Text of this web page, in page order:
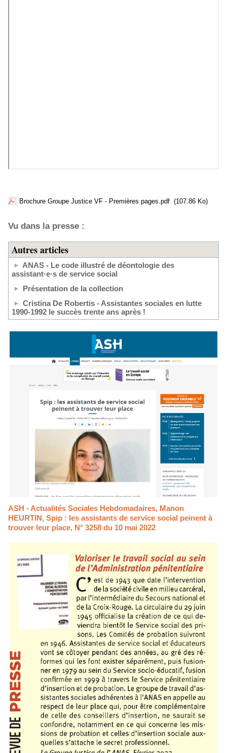
Brochure Groupe Justice VF - Premières pages.pdf (107.86 Ko)
Vu dans la presse :
Autres articles
ANAS - Le code illustré de déontologie des
assistant·e·s de service social
Présentation de la collection
Cristina De Robertis - Assistantes sociales en lutte
1990-1992 le succès trente ans après !
ASH - Actualités Sociales Hebdomadaires, Manon
HEURTIN, Spip : les assistants de service social peinent à
trouver leur place, N° 3258 du 10 mai 2022